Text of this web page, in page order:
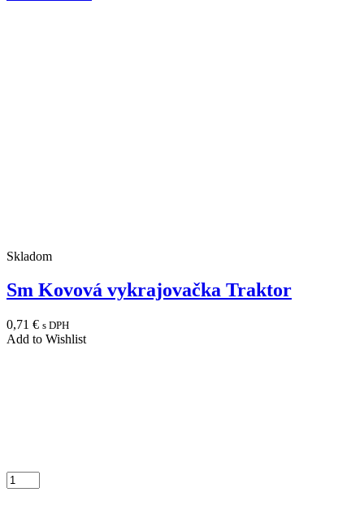
Skladom
Sm Kovová vykrajovačka Traktor
0,71 € s DPH
Add to Wishlist